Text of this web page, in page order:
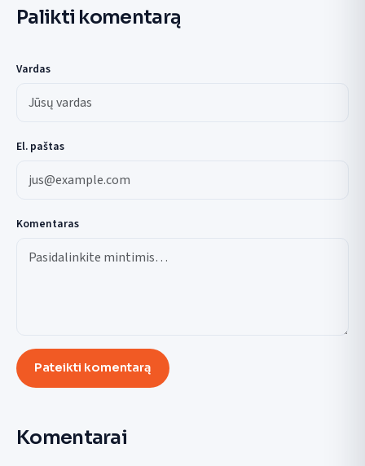
Palikti komentarą
Vardas
El. paštas
Komentaras
Pateikti komentarą
Komentarai